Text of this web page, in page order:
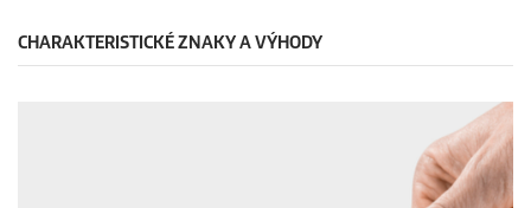
CHARAKTERISTICKÉ ZNAKY A VÝHODY